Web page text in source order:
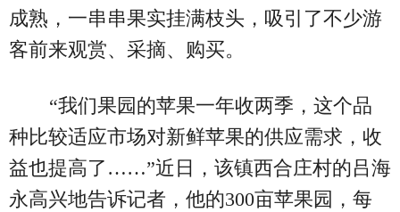
成熟，一串串果实挂满枝头，吸引了不少游
客前来观赏、采摘、购买。
“我们果园的苹果一年收两季，这个品
种比较适应市场对新鲜苹果的供应需求，收
益也提高了……”近日，该镇西合庄村的吕海
永高兴地告诉记者，他的300亩苹果园，每